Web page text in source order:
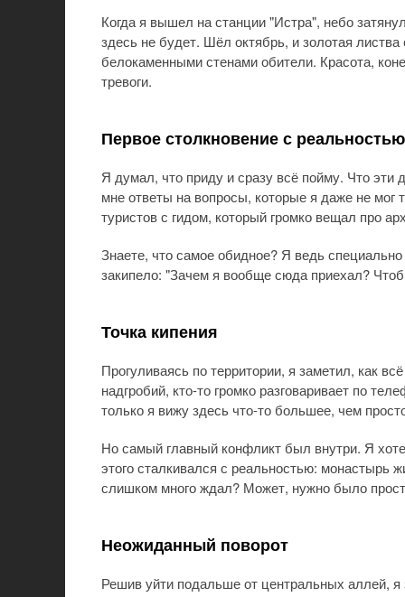
Когда я вышел на станции "Истра", небо
здесь не будет. Шёл октябрь, и золотая
белокаменными стенами обители. Красота,
тревоги.
Первое столкновение с реальностью
Я думал, что приду и сразу всё пойму. Что эти
мне ответы на вопросы, которые я даже не мог
туристов с гидом, который громко вещал про
Знаете, что самое обидное? Я ведь
закипело: "Зачем я вообще сюда приехал?
Точка кипения
Прогуливаясь по территории, я заметил, как
надгробий, кто-то громко разговаривает по
только я вижу здесь что-то большее, чем
Но самый главный конфликт был внутри. Я
этого сталкивался с реальностью: монастырь
слишком много ждал? Может, нужно было
Неожиданный поворот
Решив уйти подальше от центральных аллей,